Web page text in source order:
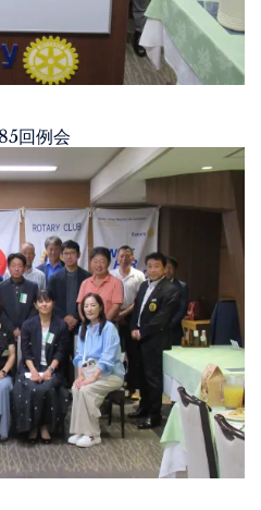
回例会